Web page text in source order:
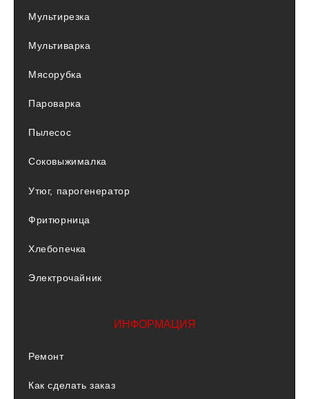
Мультирезка
Мультиварка
Мясорубка
Пароварка
Пылесос
Соковыжималка
Утюг, парогенератор
Фритюрница
Хлебопечка
Электрочайник
ИНФОРМАЦИЯ
Ремонт
Как сделать заказ